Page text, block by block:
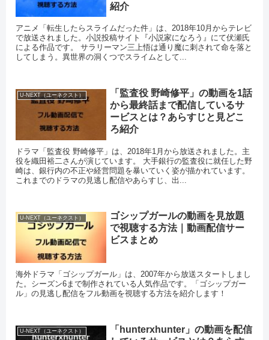
紹介
アニメ「転生したらスライムだった件」は、2018年10月からテレビ
で放送されました。小説投稿サイト『小説家になろう』にて伏瀬氏
による作品です。 サラリーマン三上悟は通り魔に刺されて命を落と
してしまう。異世界の洞くつでスライムとして...
U-NEXT（ユーネクスト）
「監査役 野崎修平」の動画を1話
から最終話まで配信しているサ
ービスとは？あらすじと見どこ
ろ紹介
ドラマ「監査役 野崎修平」は、2018年1月から放送されました。主
役を織田裕二さんが演じています。 大手銀行の監査役に就任した野
崎は、銀行内の不正や経営問題を暴いていく姿が描かれています。
これまでのドラマの見逃し配信やあらすじ、出...
U-NEXT（ユーネクスト）
ゴシップガールの動画を見放題
で視聴する方法｜動画配信サー
ビスまとめ
海外ドラマ「ゴシップガール」は、2007年から放送スタートしまし
た。シーズン6まで制作されている人気作品です。「ゴシップガー
ル」の見逃し配信をフル動画を視聴する方法を紹介します！
U-NEXT（ユーネクスト）
「hunterxhunter」の動画を配信